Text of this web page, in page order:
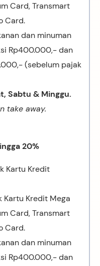
Card, Transmart
Card.
dan minuman
Rp400.000,- dan
(sebelum pajak
Sabtu & Minggu.
take away.
20%
Kartu Kredit
Kartu Kredit Mega
Card, Transmart
Card.
dan minuman
Rp400.000,- dan